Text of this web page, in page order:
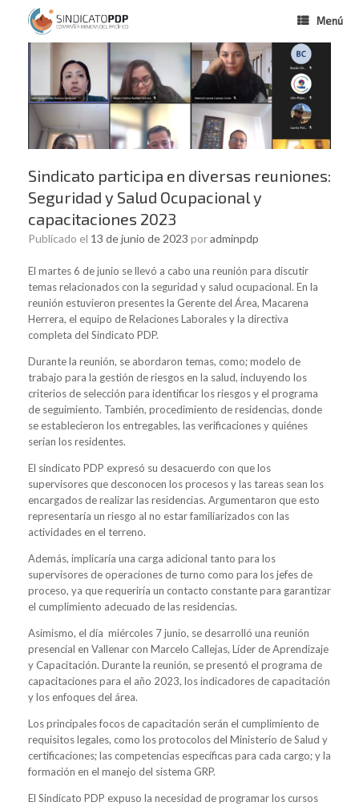
Menú
Sindicato participa en diversas reuniones:
Seguridad y Salud Ocupacional y
capacitaciones 2023
Publicado el 13 de junio de 2023 poradminpdp
El martes 6 de junio se llevó a cabo una reunión para discutir
temas relacionados con la seguridad y salud ocupacional. En la
reunión estuvieron presentes la Gerente del Área, Macarena
Herrera, el equipo de Relaciones Laborales y la directiva
completa del Sindicato PDP.
Durante la reunión, se abordaron temas, como; modelo de
trabajo para la gestión de riesgos en la salud, incluyendo los
criterios de selección para identificar los riesgos y el programa
de seguimiento. También, procedimiento de residencias, donde
se establecieron los entregables, las verificaciones y quiénes
serían los residentes.
El sindicato PDP expresó su desacuerdo con que los
supervisores que desconocen los procesos y las tareas sean los
encargados de realizar las residencias. Argumentaron que esto
representaría un riesgo al no estar familiarizados con las
actividades en el terreno.
Además, implicaría una carga adicional tanto para los
supervisores de operaciones de turno como para los jefes de
proceso, ya que requeriría un contacto constante para garantizar
el cumplimiento adecuado de las residencias.
Asimismo, el día miércoles 7 junio, se desarrolló una reunión
presencial en Vallenar con Marcelo Callejas, Líder de Aprendizaje
y Capacitación. Durante la reunión, se presentó el programa de
capacitaciones para el año 2023, los indicadores de capacitación
y los enfoques del área.
Los principales focos de capacitación serán el cumplimiento de
requisitos legales, como los protocolos del Ministerio de Salud y
certificaciones; las competencias específicas para cada cargo; y la
formación en el manejo del sistema GRP.
El Sindicato PDP expuso la necesidad de programar los cursos